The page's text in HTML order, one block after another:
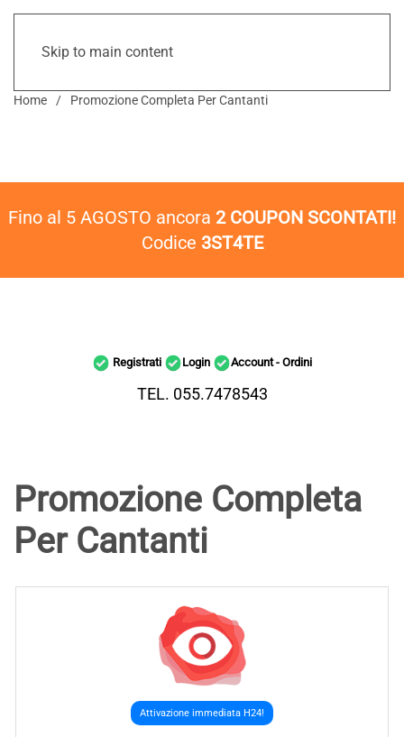
Skip to main content
Home Promozione Completa Per Cantanti
Fino al 5 AGOSTO ancora 2 COUPON SCONTATI!
Codice 3ST4TE
Registrati Login Account - Ordini
TEL. 055.7478543
Promozione Completa
Per Cantanti
Attivazione immediata H24!